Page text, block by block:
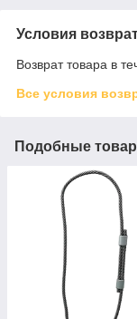
Условия
Возврат товара в
Все условия
Подобные